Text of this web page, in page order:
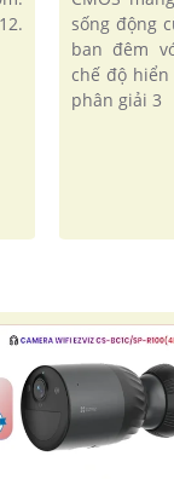
sống động
ban đêm
chế độ
phân giải 3